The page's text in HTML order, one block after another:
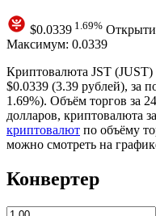
$0.0339 1.69%
Максимум: 0.0339
Криптовалюта JST
$0.0339 (3.39 рублей), за
1.69%). Объём торгов за
долларов, криптовалюта
криптовалют по объёму
можно смотреть на
Конвертер